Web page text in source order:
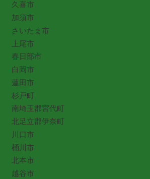
久喜市
加須市
さいたま市
上尾市
春日部市
白岡市
蓮田市
杉戸町
南埼玉郡宮代町
北足立郡伊奈町
川口市
桶川市
北本市
越谷市